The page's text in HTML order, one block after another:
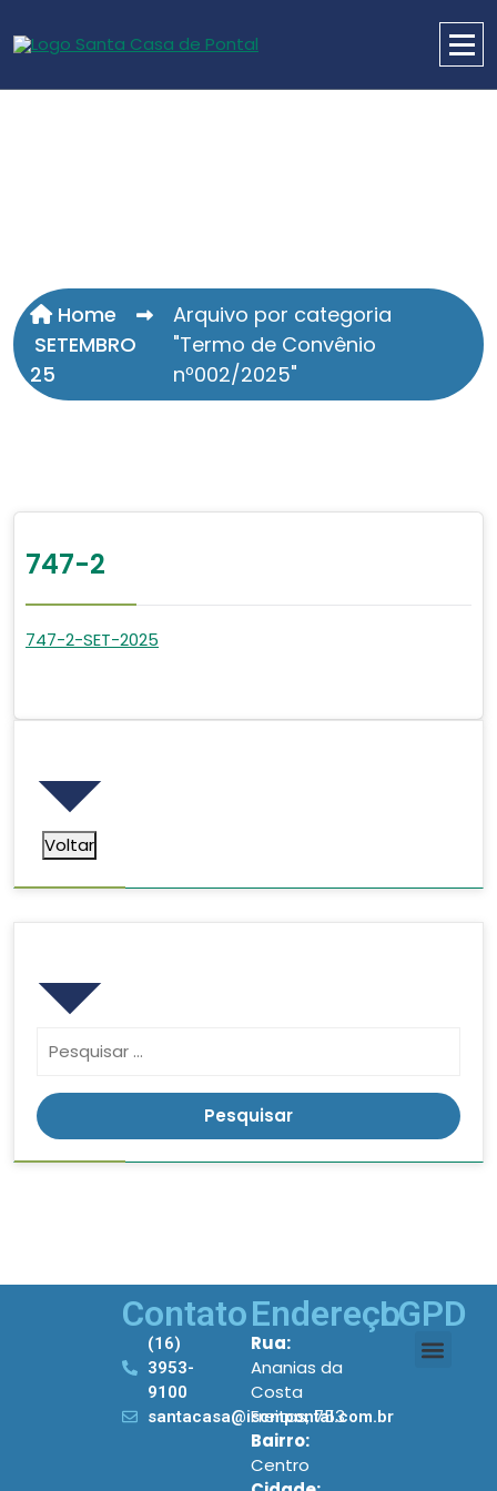
Home
SETEMBRO
25
Arquivo por categoria
"Termo de Convênio
nº002/2025"
747-2
747-2-SET-2025
Voltar
Contato
(16)
3953-
9100
santacasa@iscmpontal.com.br
Endereço
Rua:
Ananias da
Costa
Freitas, 753
Bairro:
Centro
LGPD